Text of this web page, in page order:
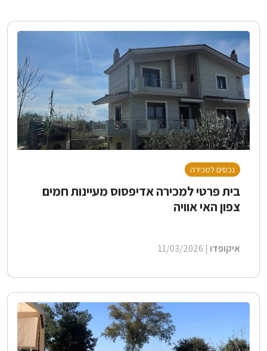
נכסים למכירה
בית פרטי למכירה אדיפסוס מעיינות חמים
צפון האי אוויה
איקופדו | 11/03/2026